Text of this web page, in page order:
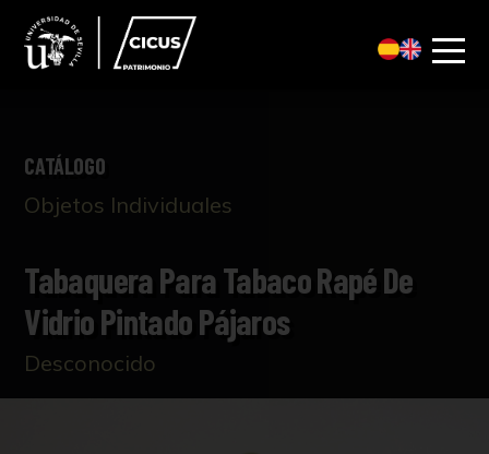
CATÁLOGO
Objetos Individuales
Tabaquera Para Tabaco Rapé De
Vidrio Pintado Pájaros
Desconocido